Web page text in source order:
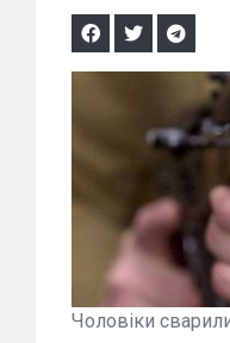
Чоловіки